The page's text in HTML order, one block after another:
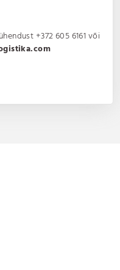
+372 605 6161või